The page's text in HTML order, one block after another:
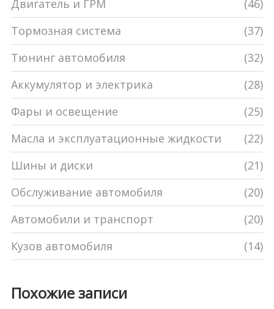
Двигатель и ГРМ
(46)
Тормозная система
(37)
Тюнинг автомобиля
(32)
Аккумулятор и электрика
(28)
Фары и освещение
(25)
Масла и эксплуатационные жидкости
(22)
Шины и диски
(21)
Обслуживание автомобиля
(20)
Автомобили и транспорт
(20)
Кузов автомобиля
(14)
Похожие записи